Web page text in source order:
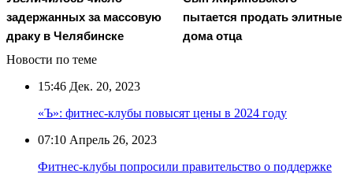
задержанных за массовую
драку в Челябинске
пытается продать элитные
дома отца
Новости по теме
15:46 Дек. 20, 2023
«Ъ»: фитнес-клубы повысят цены в 2024 году
07:10 Апрель 26, 2023
Фитнес-клубы попросили правительство о поддержке